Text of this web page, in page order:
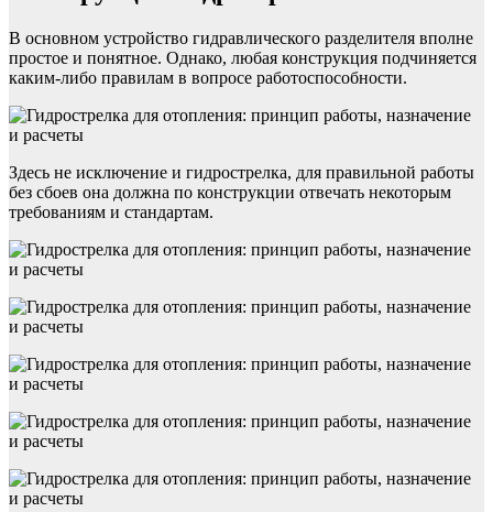
В основном устройство гидравлического разделителя вполне
простое и понятное. Однако, любая конструкция подчиняется
каким-либо правилам в вопросе работоспособности.
Здесь не исключение и гидрострелка, для правильной работы
без сбоев она должна по конструкции отвечать некоторым
требованиям и стандартам.